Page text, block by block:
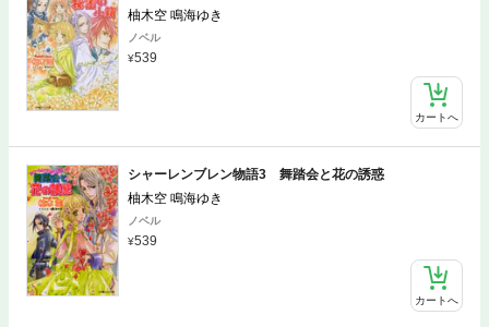
柚木空 鳴海ゆき
ノベル
539
カートへ
シャーレンブレン物語3 舞踏会と花の誘惑
柚木空 鳴海ゆき
ノベル
539
カートへ